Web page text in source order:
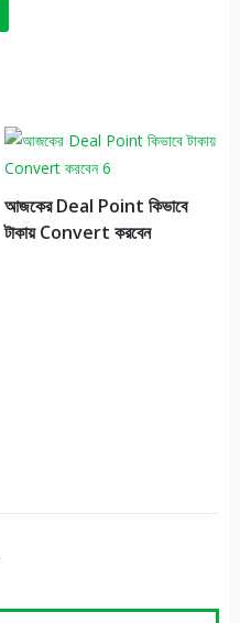
আজকের Deal Point কিভাবে
টাকায় Convert করবেন